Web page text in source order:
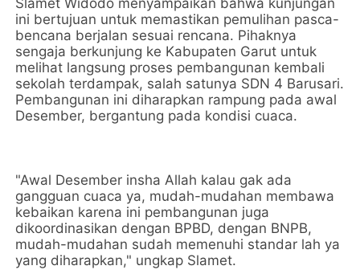
Slamet Widodo menyampaikan bahwa kunjungan
ini bertujuan untuk memastikan pemulihan pasca-
bencana berjalan sesuai rencana. Pihaknya
sengaja berkunjung ke Kabupaten Garut untuk
melihat langsung proses pembangunan kembali
sekolah terdampak, salah satunya SDN 4 Barusari.
Pembangunan ini diharapkan rampung pada awal
Desember, bergantung pada kondisi cuaca.
"Awal Desember insha Allah kalau gak ada
gangguan cuaca ya, mudah-mudahan membawa
kebaikan karena ini pembangunan juga
dikoordinasikan dengan BPBD, dengan BNPB,
mudah-mudahan sudah memenuhi standar lah ya
yang diharapkan," ungkap Slamet.